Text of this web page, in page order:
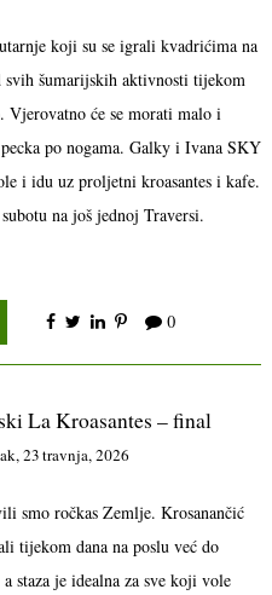
koji su se igrali kvadrićima na
svih šumarijskih aktivnosti tijekom
Vjerovatno će se morati malo i
po nogama. Galky i Ivana SKY
i idu uz proljetni kroasantes i kafe.
na još jednoj Traversi.
0
La Kroasantes – final
23 travnja, 2026
smo ročkas Zemlje. Krosanančić
tijekom dana na poslu već do
staza je idealna za sve koji vole